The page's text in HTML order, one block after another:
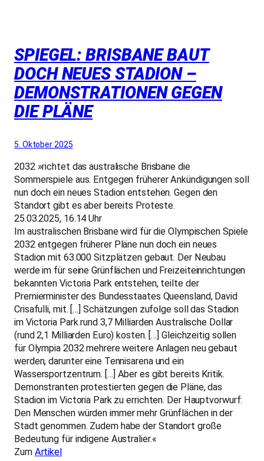
SPIEGEL: BRISBANE BAUT
DOCH NEUES STADION –
DEMONSTRATIONEN GEGEN
DIE PLÄNE
5. Oktober 2025
2032 »richtet das australische Brisbane die
Sommerspiele aus. Entgegen früherer Ankündigungen soll
nun doch ein neues Stadion entstehen. Gegen den
Standort gibt es aber bereits Proteste.
25.03.2025, 16.14 Uhr
Im australischen Brisbane wird für die Olympischen Spiele
2032 entgegen früherer Pläne nun doch ein neues
Stadion mit 63.000 Sitzplätzen gebaut. Der Neubau
werde im für seine Grünflächen und Freizeiteinrichtungen
bekannten Victoria Park entstehen, teilte der
Premierminister des Bundesstaates Queensland, David
Crisafulli, mit. […] Schätzungen zufolge soll das Stadion
im Victoria Park rund 3,7 Milliarden Australische Dollar
(rund 2,1 Milliarden Euro) kosten. […] Gleichzeitig sollen
für Olympia 2032 mehrere weitere Anlagen neu gebaut
werden, darunter eine Tennisarena und ein
Wassersportzentrum. […] Aber es gibt bereits Kritik.
Demonstranten protestierten gegen die Pläne, das
Stadion im Victoria Park zu errichten. Der Hauptvorwurf:
Den Menschen würden immer mehr Grünflächen in der
Stadt genommen. Zudem habe der Standort große
Bedeutung für indigene Australier.«
Zum Artikel